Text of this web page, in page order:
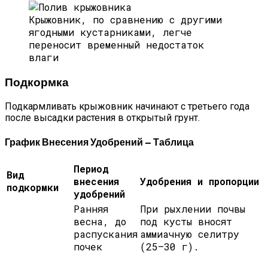
Крыжовник, по сравнению с другими
ягодными кустарниками, легче
переносит временный недостаток
влаги
Подкормка
Подкармливать крыжовник начинают с третьего года
после высадки растения в открытый грунт.
График Внесения Удобрений — Таблица
Вид
подкормки
Период
внесения
удобрений
Удобрения и пропорции
Ранняя
весна, до
распускания
почек
При рыхлении почвы
под кусты вносят
аммиачную селитру
(25–30 г).